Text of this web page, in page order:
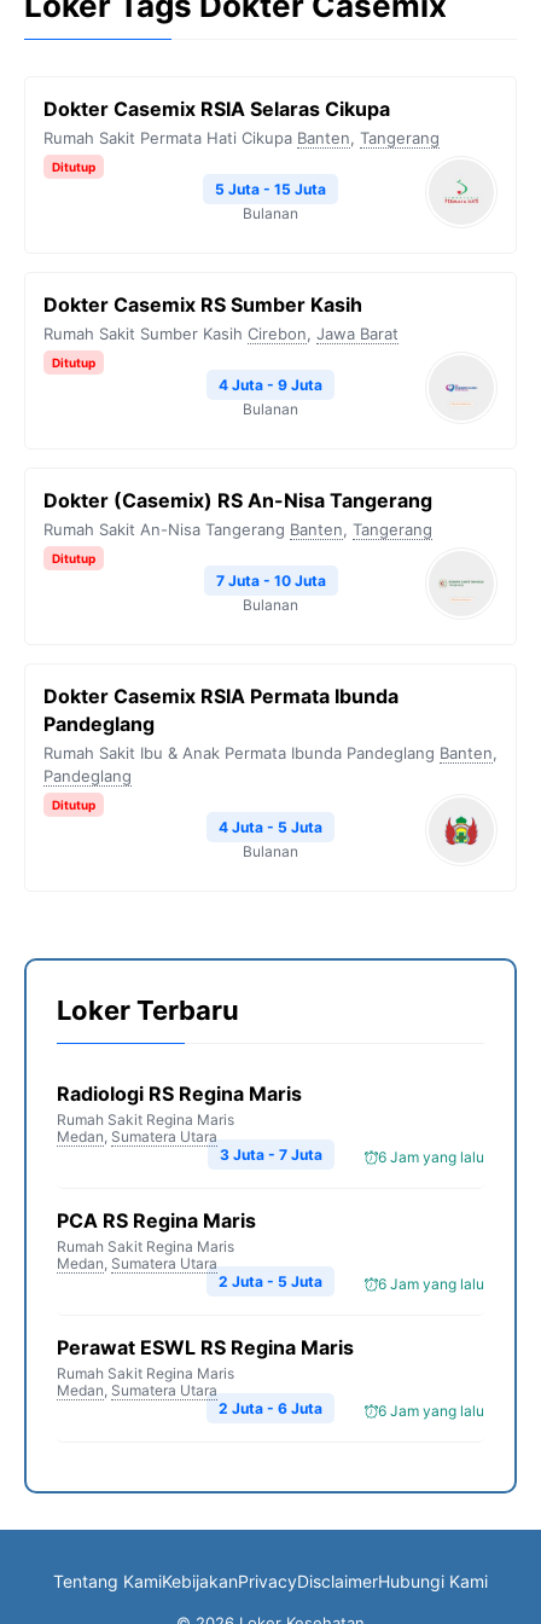
Dokter Casemix RSIA Selaras Cikupa
Rumah Sakit Permata Hati Cikupa Banten, Tangerang
Ditutup
5 Juta - 15 Juta
Bulanan
Dokter Casemix RS Sumber Kasih
Rumah Sakit Sumber Kasih Cirebon, Jawa Barat
Ditutup
4 Juta - 9 Juta
Bulanan
Dokter (Casemix) RS An-Nisa Tangerang
Rumah Sakit An-Nisa Tangerang Banten, Tangerang
Ditutup
7 Juta - 10 Juta
Bulanan
Dokter Casemix RSIA Permata Ibunda
Pandeglang
Rumah Sakit Ibu & Anak Permata Ibunda Pandeglang Banten,
Pandeglang
Ditutup
4 Juta - 5 Juta
Bulanan
Loker Terbaru
Radiologi RS Regina Maris
Rumah Sakit Regina Maris
Medan, Sumatera Utara
6 Jam yang lalu
3 Juta - 7 Juta
PCA RS Regina Maris
Rumah Sakit Regina Maris
Medan, Sumatera Utara
6 Jam yang lalu
2 Juta - 5 Juta
Perawat ESWL RS Regina Maris
Rumah Sakit Regina Maris
Medan, Sumatera Utara
6 Jam yang lalu
2 Juta - 6 Juta
Tentang KamiKebijakanPrivacyDisclaimerHubungi Kami